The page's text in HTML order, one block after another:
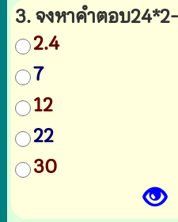
3. จงหาคำตอบ
2.4
7
12
22
30